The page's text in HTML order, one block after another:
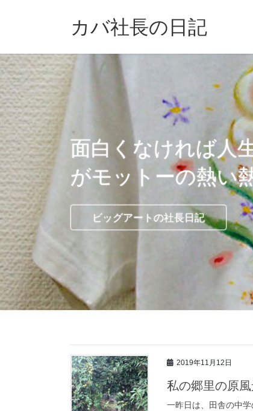
ツ
に
移
動
シ
ョ
ン
に
移
動
カバ社長の日記
面白くなければ人
がモットーの熱い
ビッグアートの社長日記
2019年11月12日
私の郷里の原
一昨日は、田舎の中